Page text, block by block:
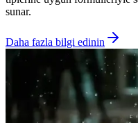
sunar.
Daha fazla bilgi edinin